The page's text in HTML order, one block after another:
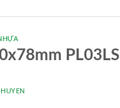
PL03LS
HUYEN